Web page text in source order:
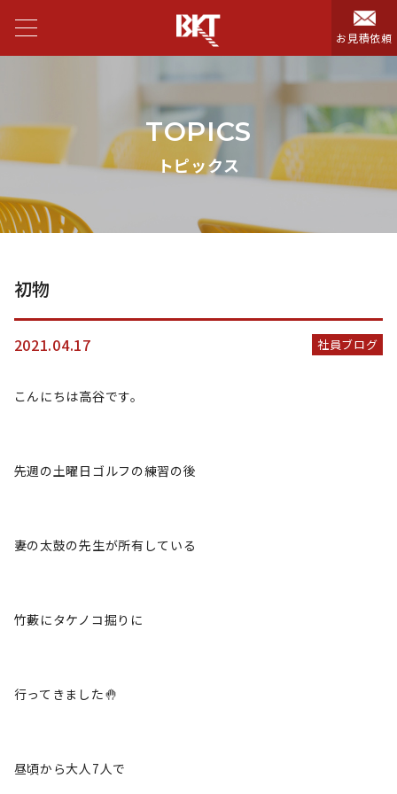
お見積依頼
TOPICS
トピックス
初物
2021.04.17 社員ブログ
こんにちは高谷です。
先週の土曜日ゴルフの練習の後
妻の太鼓の先生が所有している
竹藪にタケノコ掘りに
行ってきました🤚
昼頃から大人7人で